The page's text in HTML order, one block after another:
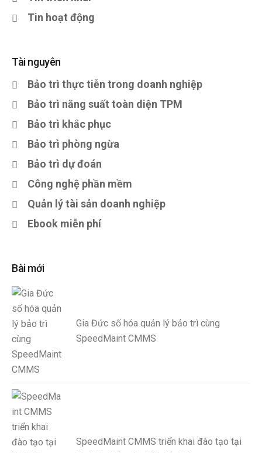
Tin hoạt động
Tài nguyên
Bảo trì thực tiễn trong doanh nghiệp
Bảo trì năng suất toàn diện TPM
Bảo trì khắc phục
Bảo trì phòng ngừa
Bảo trì dự đoán
Công nghệ phần mềm
Quản lý tài sản doanh nghiệp
Ebook miễn phí
Bài mới
Gia Đức số hóa quản lý bảo trì cùng
SpeedMaint CMMS
SpeedMaint CMMS triển khai đào tạo tại